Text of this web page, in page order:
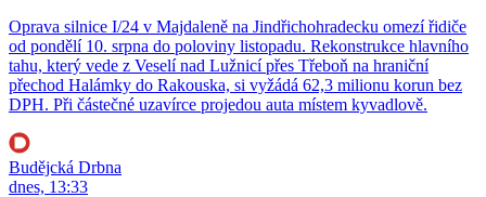
Oprava silnice I/24 v Majdaleně na Jindřichohradecku omezí řidiče
od pondělí 10. srpna do poloviny listopadu. Rekonstrukce hlavního
tahu, který vede z Veselí nad Lužnicí přes Třeboň na hraniční
přechod Halámky do Rakouska, si vyžádá 62,3 milionu korun bez
DPH. Při částečné uzavírce projedou auta místem kyvadlově.
Budějcká Drbna
dnes, 13:33